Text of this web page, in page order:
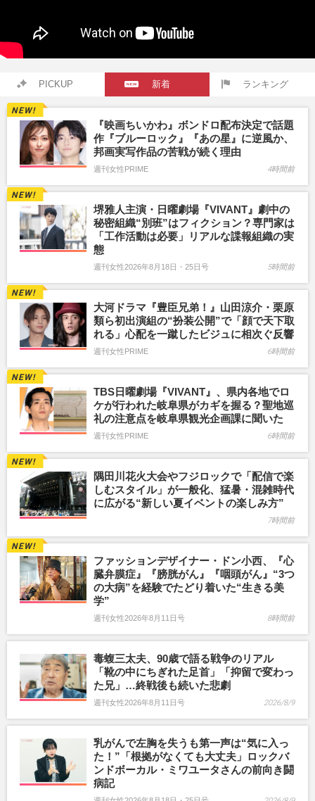
PICKUP 新着 ランキング
『映画ちいかわ』ボンドロ配布決定で話題
作『ブルーロック』『あの星』に逆風か、
邦画実写作品の苦戦が続く理由
週刊女性PRIME 4時間前
堺雅人主演・日曜劇場『VIVANT』劇中の
秘密組織“別班”はフィクション？専門家は
「工作活動は必要」リアルな諜報組織の実
態
週刊女性2026年8月18日・25日号 5時間前
大河ドラマ『豊臣兄弟！』山田涼介・栗原
類ら初出演組の“扮装公開”で「顔で天下取
れる」心配を一蹴したビジュに相次ぐ反響
週刊女性PRIME 6時間前
TBS日曜劇場『VIVANT』、県内各地でロ
ケが行われた岐阜県がカギを握る？聖地巡
礼の注意点を岐阜県観光企画課に聞いた
週刊女性PRIME 6時間前
隅田川花火大会やフジロックで「配信で楽
しむスタイル」が一般化、猛暑・混雑時代
に広がる“新しい夏イベントの楽しみ方”
7時間前
ファッションデザイナー・ドン小西、『心
臓弁膜症』『膀胱がん』『咽頭がん』“3つ
の大病”を経験でたどり着いた“生きる美
学”
週刊女性2026年8月11日号 8時間前
毒蝮三太夫、90歳で語る戦争のリアル
「靴の中にちぎれた足首」「抑留で変わっ
た兄」…終戦後も続いた悲劇
週刊女性2026年8月11日号 2026/8/9
乳がんで左胸を失うも第一声は“気に入っ
た！”「根拠がなくても大丈夫」ロックバ
ンドボーカル・ミワユータさんの前向き闘
病記